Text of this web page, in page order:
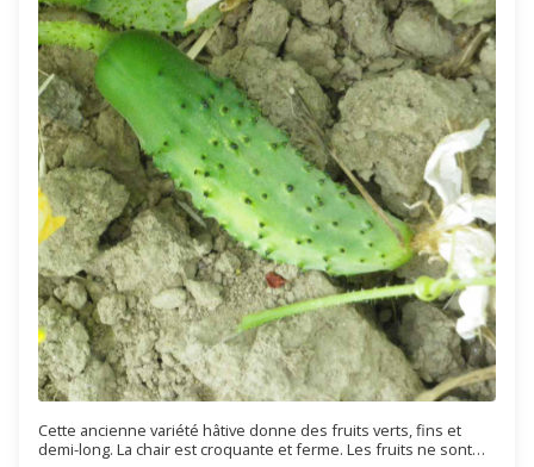
Cette ancienne variété hâtive donne des fruits verts, fins et
demi-long. La chair est croquante et ferme. Les fruits ne sont